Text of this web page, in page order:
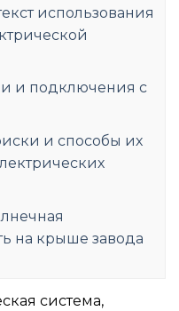
использования
и подключения с
и способы их
на крыше завода
система,